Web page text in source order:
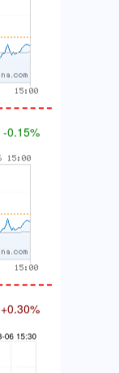
-0.15%
+0.30%